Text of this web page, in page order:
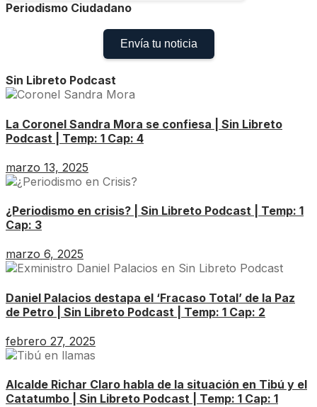
Periodismo Ciudadano
Envía tu noticia
Sin Libreto Podcast
La Coronel Sandra Mora se confiesa | Sin Libreto
Podcast | Temp: 1 Cap: 4
marzo 13, 2025
¿Periodismo en crisis? | Sin Libreto Podcast | Temp: 1
Cap: 3
marzo 6, 2025
Daniel Palacios destapa el ‘Fracaso Total’ de la Paz
de Petro | Sin Libreto Podcast | Temp: 1 Cap: 2
febrero 27, 2025
Alcalde Richar Claro habla de la situación en Tibú y el
Catatumbo | Sin Libreto Podcast | Temp: 1 Cap: 1